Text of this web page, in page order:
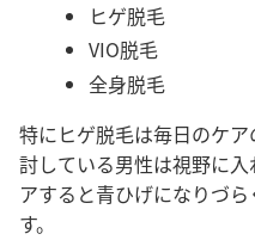
ヒゲ脱毛
VIO脱毛
全身脱毛
特にヒゲ脱毛は毎日のケ
討している男性は視野に
アすると青ひげになりづ
す。